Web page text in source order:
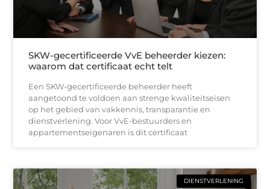
SKW-gecertificeerde VvE beheerder kiezen:
waarom dat certificaat echt telt
Een SKW-gecertificeerde beheerder heeft
aangetoond te voldoen aan strenge kwaliteitseisen
op het gebied van vakkennis, transparantie en
dienstverlening. Voor VvE-bestuurders en
appartementseigenaren is dit certificaat
DIENSTVERLENING